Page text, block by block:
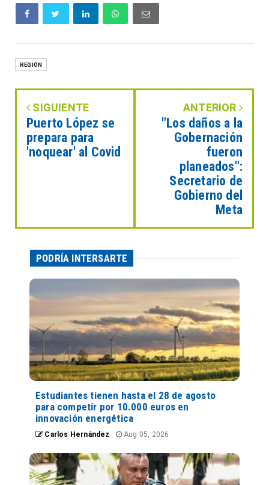
REGIÓN
SIGUIENTE
Puerto López se
prepara para
'noquear' al Covid
ANTERIOR
"Los daños a la
Gobernación
fueron
planeados":
Secretario de
Gobierno del
Meta
PODRÍA INTERSARTE
Estudiantes tienen hasta el 28 de agosto
para competir por 10.000 euros en
innovación energética
Carlos Hernández Aug 05, 2026